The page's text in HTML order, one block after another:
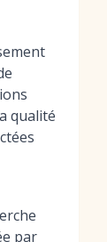
qualité
par